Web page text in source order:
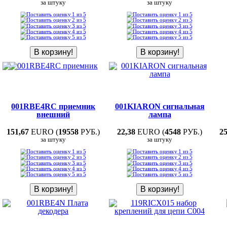
за штуку за штуку
001RBE4RC приемник
внешний
151,67 EURO (19558 РУБ.)
за штуку
001KIARON сигнальная
лампа
22,38 EURO (4548 РУБ.)
за штуку